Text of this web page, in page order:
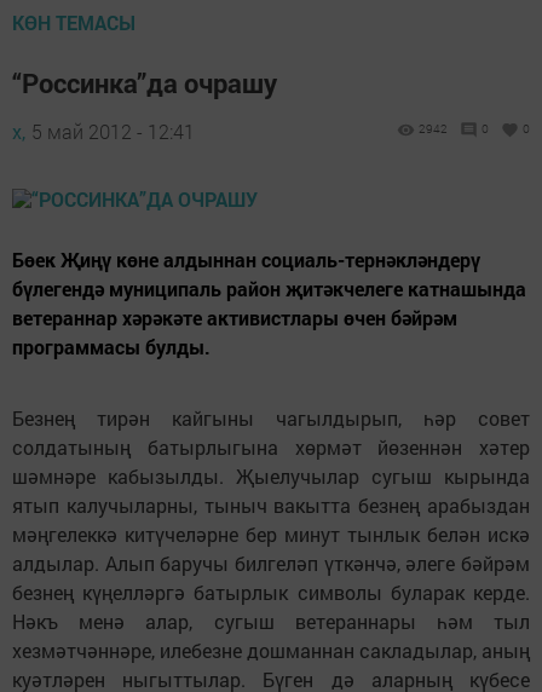
КӨН ТЕМАСЫ
“Россинка”да очрашу
х, 5 май 2012 - 12:41 2942 0 0
Бөек Җиңү көне алдыннан социаль-тернәкләндерү
бүлегендә муниципаль район җитәкчелеге катнашында
ветераннар хәрәкәте активистлары өчен бәйрәм
программасы булды.
Безнең тирән кайгыны чагылдырып, һәр совет
солдатының батырлыгына хөрмәт йөзеннән хәтер
шәмнәре кабызылды. Җыелучылар сугыш кырында
ятып калучыларны, тыныч вакытта безнең арабыздан
мәңгелеккә китүчеләрне бер минут тынлык белән искә
алдылар. Алып баручы билгеләп үткәнчә, әлеге бәйрәм
безнең күңелләргә батырлык символы буларак керде.
Нәкъ менә алар, сугыш ветераннары һәм тыл
хезмәтчәннәре, илебезне дошманнан сакладылар, аның
куәтләрен ныгыттылар. Бүген дә аларның күбесе